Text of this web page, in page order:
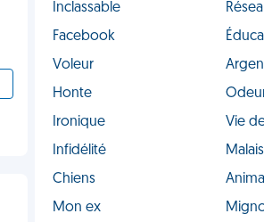
Inclassable
Facebook
Voleur
Honte
Ironique
Vie
Infidélité
Chiens
Mon ex